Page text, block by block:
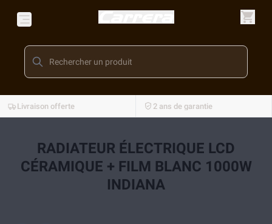
Livraison offerte 2 ans de garantie
RADIATEUR ÉLECTRIQUE LCD
CÉRAMIQUE + FILM BLANC 1000W
INDIANA